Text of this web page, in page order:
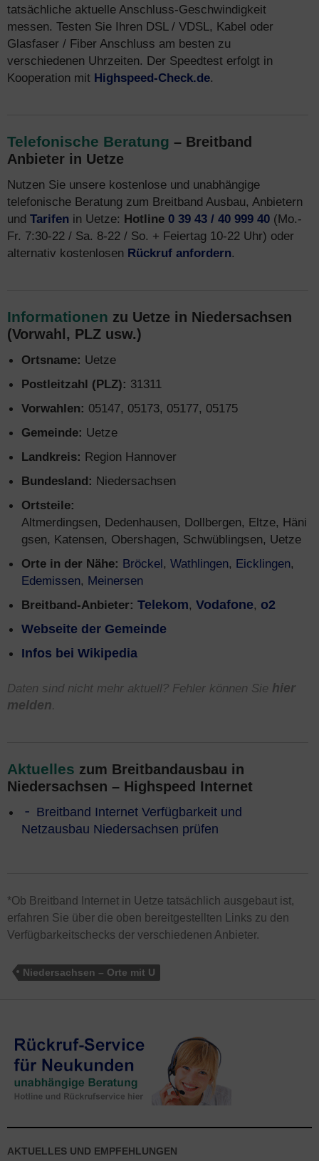
tatsächliche aktuelle Anschluss-Geschwindigkeit
messen. Testen Sie Ihren DSL / VDSL, Kabel oder
Glasfaser / Fiber Anschluss am besten zu
verschiedenen Uhrzeiten. Der Speedtest erfolgt in
Kooperation mit Highspeed-Check.de.
Telefonische Beratung – Breitband
Anbieter in Uetze
Nutzen Sie unsere kostenlose und unabhängige
telefonische Beratung zum Breitband Ausbau, Anbietern
und Tarifen in Uetze: Hotline 0 39 43 / 40 999 40 (Mo.-
Fr. 7:30-22 / Sa. 8-22 / So. + Feiertag 10-22 Uhr) oder
alternativ kostenlosen Rückruf anfordern.
Informationen zu Uetze in Niedersachsen
(Vorwahl, PLZ usw.)
Ortsname: Uetze
Postleitzahl (PLZ): 31311
Vorwahlen: 05147, 05173, 05177, 05175
Gemeinde: Uetze
Landkreis: Region Hannover
Bundesland: Niedersachsen
Ortsteile:
Altmerdingsen, Dedenhausen, Dollbergen, Eltze, Häni
gsen, Katensen, Obershagen, Schwüblingsen, Uetze
Orte in der Nähe: Bröckel, Wathlingen, Eicklingen,
Edemissen, Meinersen
Breitband-Anbieter: Telekom, Vodafone, o2
Webseite der Gemeinde
Infos bei Wikipedia
Daten sind nicht mehr aktuell? Fehler können Sie hier
melden.
Aktuelles zum Breitbandausbau in
Niedersachsen – Highspeed Internet
Breitband Internet Verfügbarkeit und
Netzausbau Niedersachsen prüfen
*Ob Breitband Internet in Uetze tatsächlich ausgebaut ist,
erfahren Sie über die oben bereitgestellten Links zu den
Verfügbarkeitschecks der verschiedenen Anbieter.
Niedersachsen – Orte mit U
AKTUELLES UND EMPFEHLUNGEN